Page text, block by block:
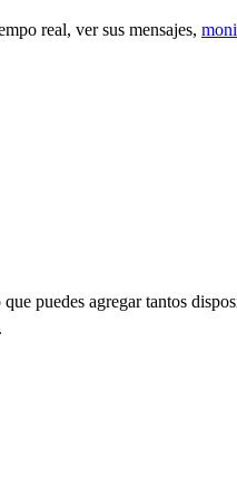
real, ver sus mensajes,
puedes agregar tantos